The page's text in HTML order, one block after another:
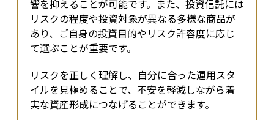
響を抑えることが可能です。また、投資信託には
リスクの程度や投資対象が異なる多様な商品が
あり、ご自身の投資目的やリスク許容度に応じ
て選ぶことが重要です。
リスクを正しく理解し、自分に合った運用スタ
イルを見極めることで、不安を軽減しながら着
実な資産形成につなげることができます。